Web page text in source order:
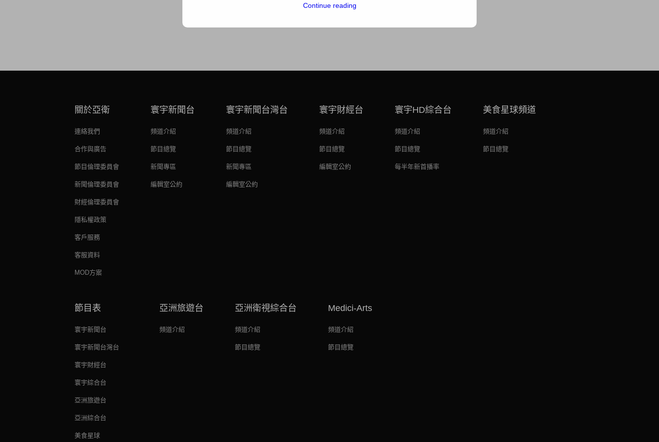
關於亞衛
連絡我們
合作與廣告
節目倫理委員會
新聞倫理委員會
財經倫理委員會
隱私權政策
客戶服務
客服資料
MOD方案
寰宇新聞台
頻道介紹
節目總覽
新聞專區
編輯室公約
寰宇新聞台灣台
頻道介紹
節目總覽
新聞專區
編輯室公約
寰宇財經台
頻道介紹
節目總覽
編輯室公約
寰宇HD綜合台
頻道介紹
節目總覽
每半年新首播率
美食星球頻道
頻道介紹
節目總覽
節目表
寰宇新聞台
寰宇新聞台灣台
寰宇財經台
寰宇綜合台
亞洲旅遊台
亞洲綜合台
美食星球
亞洲旅遊台
頻道介紹
亞洲衛視綜合台
頻道介紹
節目總覽
Medici-Arts
頻道介紹
節目總覽
Continue reading